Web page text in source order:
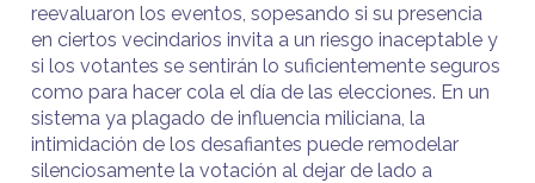
reevaluaron los eventos, sopesando si su presencia
en ciertos vecindarios invita a un riesgo inaceptable y
si los votantes se sentirán lo suficientemente seguros
como para hacer cola el día de las elecciones. En un
sistema ya plagado de influencia miliciana, la
intimidación de los desafiantes puede remodelar
silenciosamente la votación al dejar de lado a